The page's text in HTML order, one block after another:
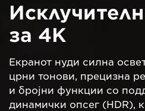
за 4K
Екранот нуди силна
црни тонови, прецизна
и бројни функции со
динамички опсег (HDR),